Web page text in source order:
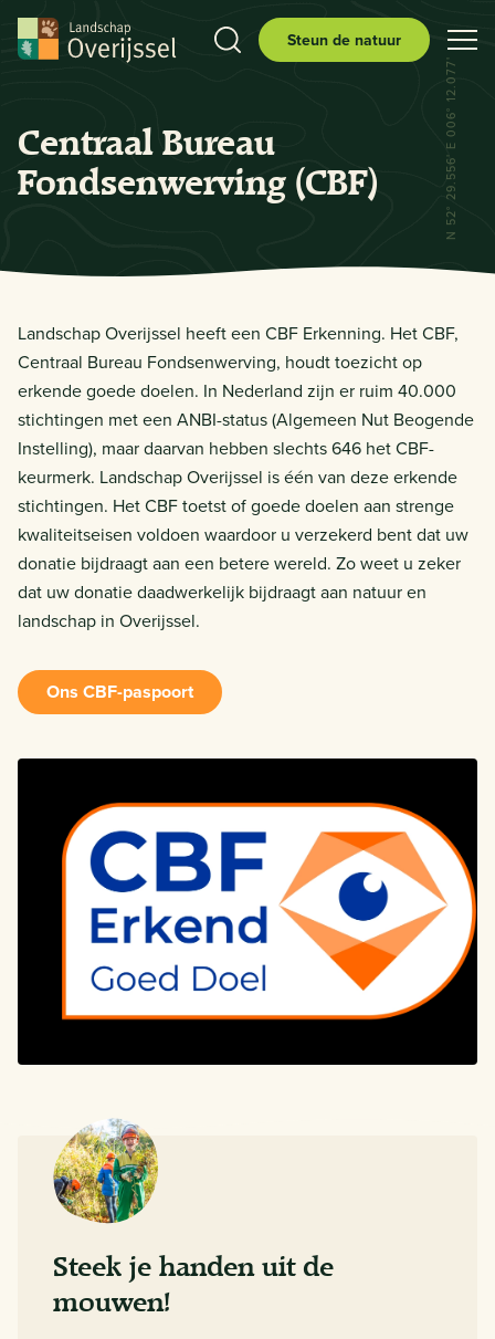
Steun de natuur
Centraal Bureau
Fondsenwerving (CBF)
N 52° 29.556' E 006° 12.077'
Landschap Overijssel heeft een CBF Erkenning. Het CBF,
Centraal Bureau Fondsenwerving, houdt toezicht op
erkende goede doelen. In Nederland zijn er ruim 40.000
stichtingen met een ANBI-status (Algemeen Nut Beogende
Instelling), maar daarvan hebben slechts 646 het CBF-
keurmerk. Landschap Overijssel is één van deze erkende
stichtingen. Het CBF toetst of goede doelen aan strenge
kwaliteitseisen voldoen waardoor u verzekerd bent dat uw
donatie bijdraagt aan een betere wereld. Zo weet u zeker
dat uw donatie daadwerkelijk bijdraagt aan natuur en
landschap in Overijssel.
Ons CBF-paspoort
Steek je handen uit de
mouwen!